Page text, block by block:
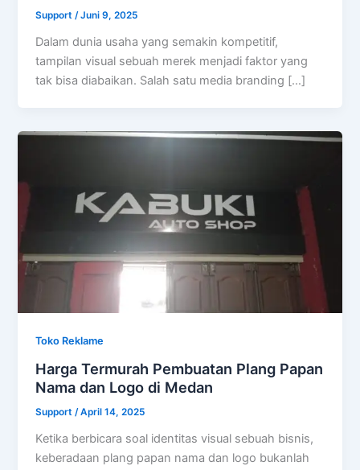
Support/Juni 9, 2025
Dalam dunia usaha yang semakin kompetitif,
tampilan visual sebuah merek menjadi faktor yang
tak bisa diabaikan. Salah satu media branding […]
Toko Reklame
Harga Termurah Pembuatan Plang Papan
Nama dan Logo di Medan
Support /April 14, 2025
Ketika berbicara soal identitas visual sebuah bisnis,
keberadaan plang papan nama dan logo bukanlah